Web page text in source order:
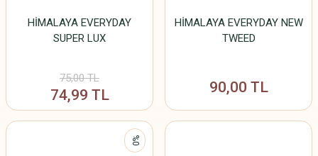
HİMALAYA EVERYDAY
SUPER LUX
75,00 TL
74,99 TL
HİMALAYA EVERYDAY NEW
TWEED
90,00 TL
%0